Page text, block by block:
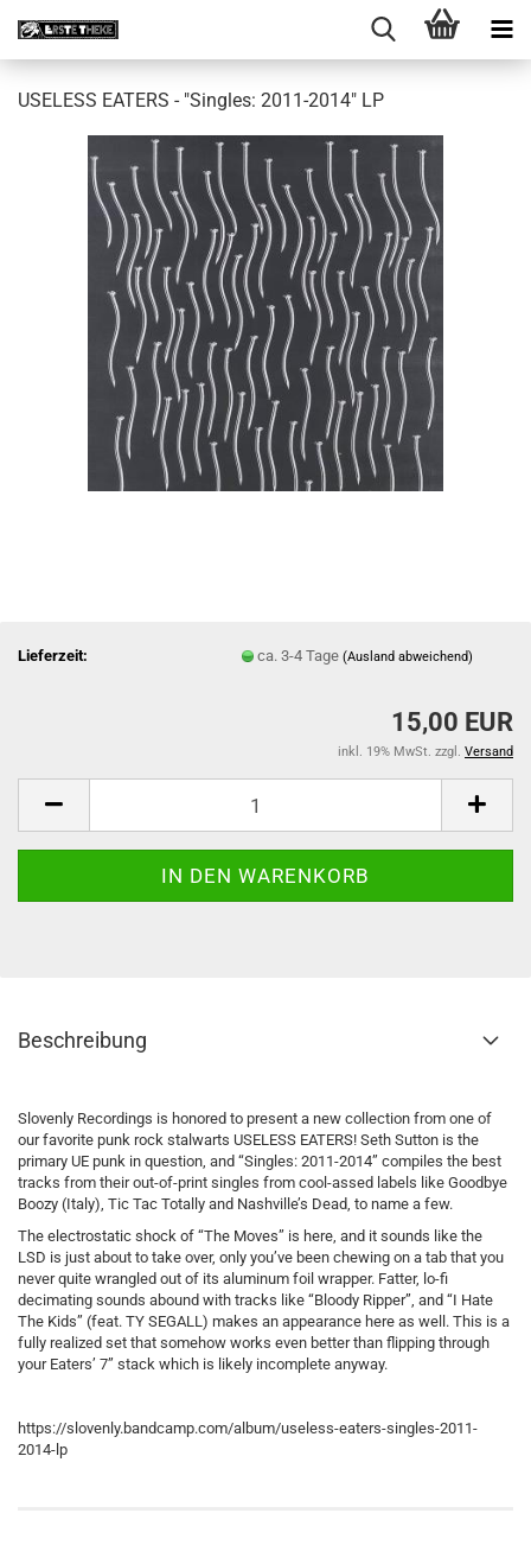
USELESS EATERS - "Singles: 2011​-​2014" LP
Lieferzeit: ca. 3-4 Tage(Ausland abweichend)
15,00 EUR
inkl. 19% MwSt. zzgl. Versand
Beschreibung
Slovenly Recordings is honored to present a new collection from one of
our favorite punk rock stalwarts USELESS EATERS! Seth Sutton is the
primary UE punk in question, and “Singles: 2011-2014” compiles the best
tracks from their out-of-print singles from cool-assed labels like Goodbye
Boozy (Italy), Tic Tac Totally and Nashville’s Dead, to name a few.
The electrostatic shock of “The Moves” is here, and it sounds like the
LSD is just about to take over, only you’ve been chewing on a tab that you
never quite wrangled out of its aluminum foil wrapper. Fatter, lo-fi
decimating sounds abound with tracks like “Bloody Ripper”, and “I Hate
The Kids” (feat. TY SEGALL) makes an appearance here as well. This is a
fully realized set that somehow works even better than flipping through
your Eaters’ 7” stack which is likely incomplete anyway.
https://slovenly.bandcamp.com/album/useless-eaters-singles-2011-
2014-lp